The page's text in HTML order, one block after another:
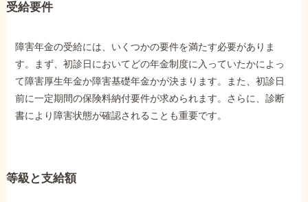
受給要件
障害年金の受給には、いくつかの要件を満たす必要がありま
す。まず、初診日においてどの年金制度に入っていたかによっ
て障害厚生年金か障害基礎年金かが決まります。また、初診日
前に一定期間の保険料納付要件が求められます。さらに、診断
書により障害状態が確認されることも重要です。
等級と支給額